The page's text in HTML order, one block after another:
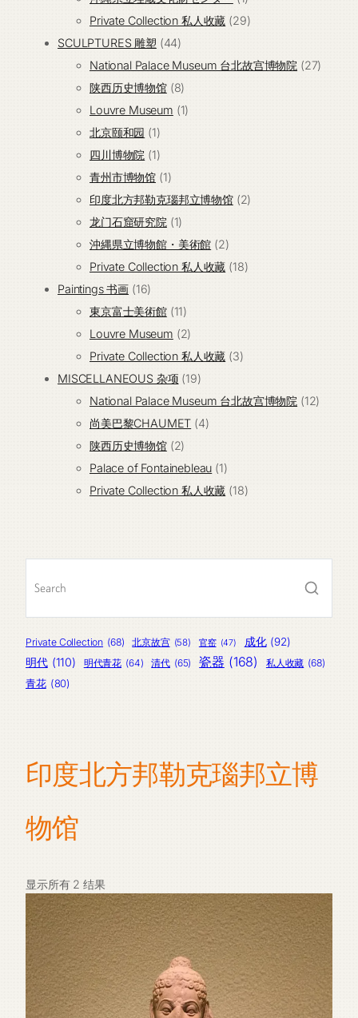
品
产
品
个
品
Private Collection 私人收藏 2929
产
SCULPTURES 雕塑 4444
个
产
品
National Palace Museum 台北故宫博物院 2727
陕西历史博物馆 88
个
Louvre Museum 11
北京颐和园 11
个
产
品
四川博物院 11
个
产
品
青州市博物馆 11
个
产
品
印度北方邦勒克瑙邦立博物馆 22
品
龙门石窟研究院 11
个
产
沖縄県立博物館・美術館 22
个
Private Collection 私人收藏 1818
Paintings 书画 1616
个
产
品
東京富士美術館 1111
个
产
品
Louvre Museum 22
个
产
品
Private Collection 私人收藏 33
产
MISCELLANEOUS 杂项 1919
个
产
National Palace Museum 台北故宫博物院 1212
尚美巴黎CHAUMET 44
产
品
陕西历史博物馆 22
个
产
Palace of Fontainebleau 11
个
Private Collection 私人收藏 1818
品
Private Collection (68) 北京故宫 (58) 官窑 (47) 成化 (92)
明代 (110) 明代青花 (64) 清代 (65) 瓷器 (168) 私人收藏 (68)
青花 (80)
印度北方邦勒克瑙邦立博
物馆
显示所有 2 结果